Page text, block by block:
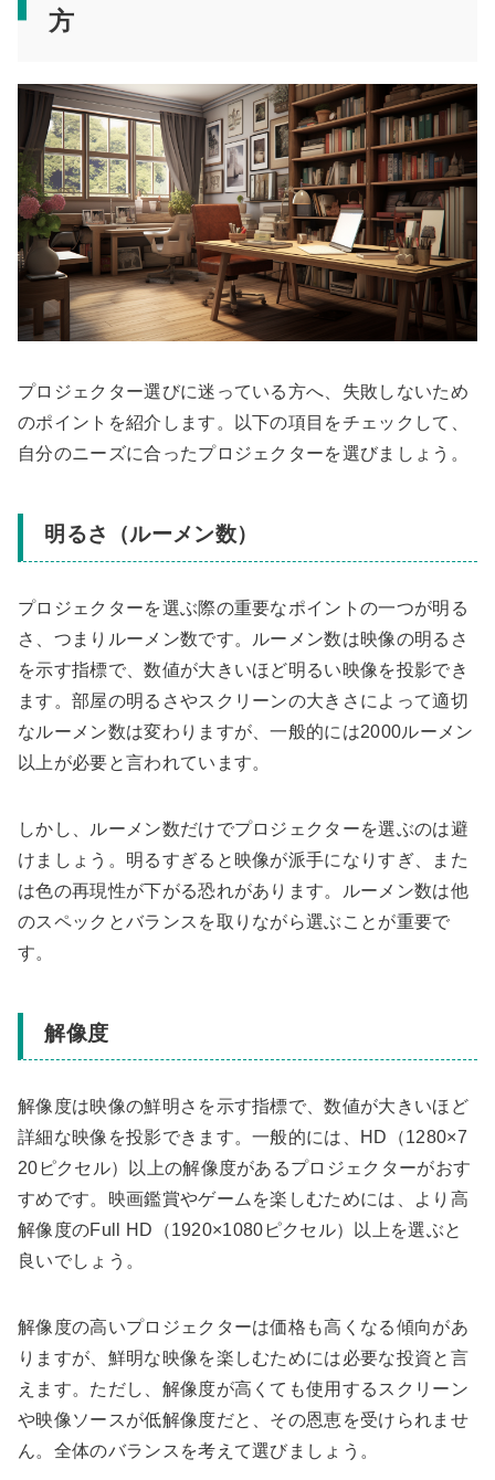
方
プロジェクター選びに迷っている方へ、失敗しないため
のポイントを紹介します。以下の項目をチェックして、
自分のニーズに合ったプロジェクターを選びましょう。
明るさ（ルーメン数）
プロジェクターを選ぶ際の重要なポイントの一つが明る
さ、つまりルーメン数です。ルーメン数は映像の明るさ
を示す指標で、数値が大きいほど明るい映像を投影でき
ます。部屋の明るさやスクリーンの大きさによって適切
なルーメン数は変わりますが、一般的には2000ルーメン
以上が必要と言われています。
しかし、ルーメン数だけでプロジェクターを選ぶのは避
けましょう。明るすぎると映像が派手になりすぎ、また
は色の再現性が下がる恐れがあります。ルーメン数は他
のスペックとバランスを取りながら選ぶことが重要で
す。
解像度
解像度は映像の鮮明さを示す指標で、数値が大きいほど
詳細な映像を投影できます。一般的には、HD（1280×7
20ピクセル）以上の解像度があるプロジェクターがおす
すめです。映画鑑賞やゲームを楽しむためには、より高
解像度のFull HD（1920×1080ピクセル）以上を選ぶと
良いでしょう。
解像度の高いプロジェクターは価格も高くなる傾向があ
りますが、鮮明な映像を楽しむためには必要な投資と言
えます。ただし、解像度が高くても使用するスクリーン
や映像ソースが低解像度だと、その恩恵を受けられませ
ん。全体のバランスを考えて選びましょう。